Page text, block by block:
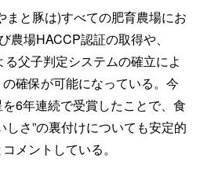
まと豚は)すべての肥育農場にお
農場HACCP認証の取得や、
父子判定システムの確立によ
確保が可能になっている。今
6年連続で受賞したことで、食
しさ”の裏付けについても安定的
メントしている。